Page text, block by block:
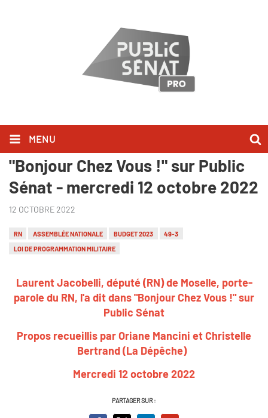
MENU
Laurent Jacobelli l'a dit dans
"Bonjour Chez Vous !" sur Public
Sénat - mercredi 12 octobre 2022
12 OCTOBRE 2022
RN ASSEMBLÉE NATIONALE BUDGET 2023
49-3
LOI DE PROGRAMMATION MILITAIRE
Laurent Jacobelli, député (RN) de Moselle, porte-
parole du RN, l'a dit dans "Bonjour Chez Vous !" sur
Public Sénat
Propos recueillis par Oriane Mancini et Christelle
Bertrand (La Dépêche)
Mercredi 12 octobre 2022
PARTAGER SUR :